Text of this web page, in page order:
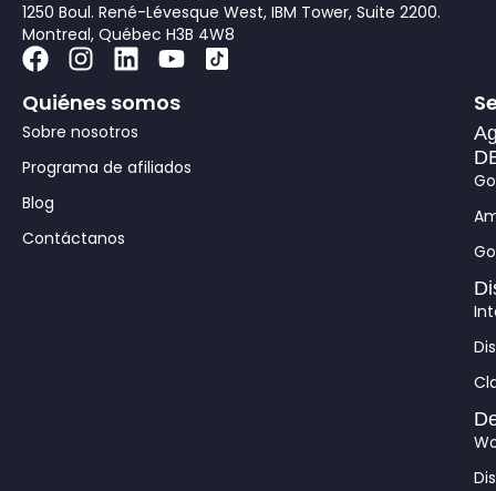
1250 Boul. René-Lévesque West, IBM Tower, Suite 2200.
Montreal, Québec H3B 4W8
F
a
c
e
b
o
o
k
I
n
s
t
a
a
L
i
n
k
e
Y
u
u
Quiénes somos
Sobre nosotros
Programa de afiliados
Blog
Contáctanos